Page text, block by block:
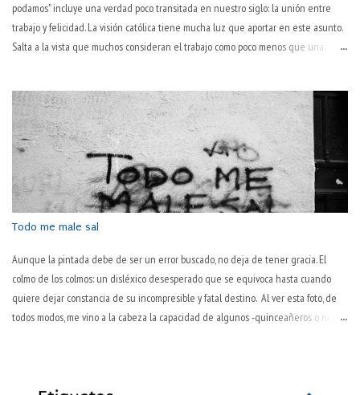
podamos" incluye una verdad poco transitada en nuestro siglo: la unión entre
trabajo y felicidad. La visión católica tiene mucha luz que aportar en este asunto.
Salta a la vista que muchos consideran el trabajo como poco menos que una
trabajo, todos lo sabemos. El hablar normal —y quizás ya poco habitual— así lo
sugiere: "este pantalón lo tienes ya muy trabajado; cámbiatelo". El trabajo
desgasta. ¿Pero es lo único que hace? Es más, ¿es lo que consigue de modo
primario? ¿No será ese desgaste una consecuencia habitual pero no necesaria
en su esencia, sino algo debido a la inevitable corporalidad y temporalidad? Por
pasos, que la sociedad actual es tozuda. "La pasión es el motor del trabajo" Así lo
decía Pep Guardiola,...
Todo me male sal
Aunque la pintada debe de ser un error buscado, no deja de tener gracia. El
colmo de los colmos: un disléxico desesperado que se equivoca hasta cuando
quiere dejar constancia de su incompresible y fatal destino. Al ver esta foto, de
todos modos, me vino a la cabeza la capacidad de algunos -quinceañeros o no- de